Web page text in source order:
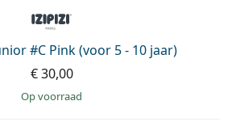
#C Pink (voor 5 - 10 jaar)
€ 30,00
op voorraad